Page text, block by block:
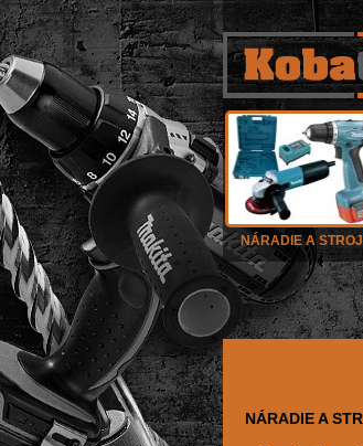
NÁRADIE A
NÁRADIE A